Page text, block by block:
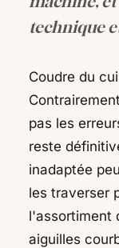
technique
Coudre du
pas les
reste
inadaptée
les traverser
l'assortiment
aiguilles